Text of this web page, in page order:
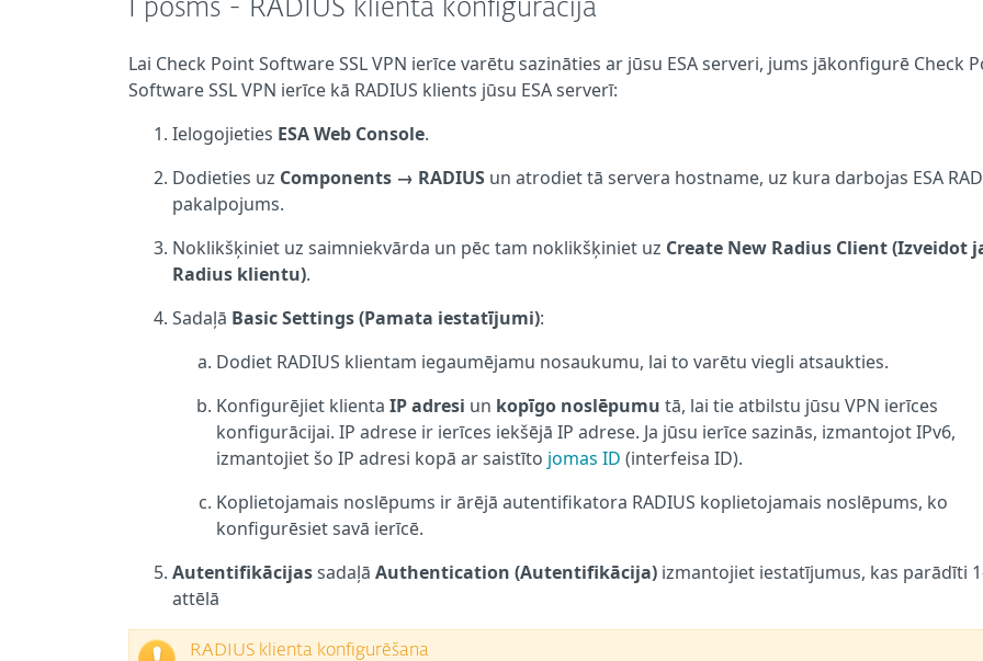
I posms - RADIUS klienta konfigurācija
Lai Check Point Software SSL VPN ierīce varētu sazināties ar jūsu ESA serveri, jums jākonfigurē Check
Software SSL VPN ierīce kā RADIUS klients jūsu ESA serverī:
Ielogojieties ESA Web Console.
Dodieties uz Components → RADIUS un atrodiet tā servera hostname, uz kura darbojas ESA
pakalpojums.
Noklikšķiniet uz saimniekvārda un pēc tam noklikšķiniet uz Create New Radius Client (Izveidot
Radius klientu).
Sadaļā Basic Settings (Pamata iestatījumi):
Dodiet RADIUS klientam iegaumējamu nosaukumu, lai to varētu viegli atsaukties.
Konfigurējiet klienta IP adresi un kopīgo noslēpumu tā, lai tie atbilstu jūsu VPN ierīces
konfigurācijai. IP adrese ir ierīces iekšējā IP adrese. Ja jūsu ierīce sazinās, izmantojot IPv6,
izmantojiet šo IP adresi kopā ar saistīto jomas ID (interfeisa ID).
Koplietojamais noslēpums ir ārējā autentifikatora RADIUS koplietojamais noslēpums, ko
konfigurēsiet savā ierīcē.
Autentifikācijassadaļā Authentication (Autentifikācija) izmantojiet iestatījumus, kas parādīti
attēlā
RADIUS klienta konfigurēšana